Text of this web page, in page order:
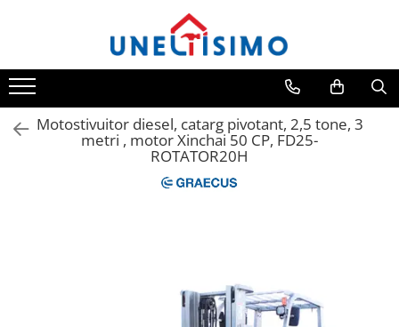
Tocatoare crengi si resturi vegetale
Despicatoare lemn
Prelucrare biomasa
Aspiratoare si suflante frunze
Motostivuitor diesel, catarg pivotant, 2,5 tone, 3
metri , motor Xinchai 50 CP, FD25-
ROTATOR20H